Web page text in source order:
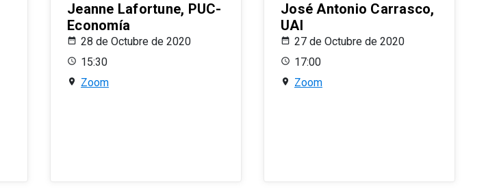
Jeanne Lafortune, PUC-
Economía
28 de Octubre de 2020
15:30
Zoom
José Antonio Carrasco,
UAI
27 de Octubre de 2020
17:00
Zoom